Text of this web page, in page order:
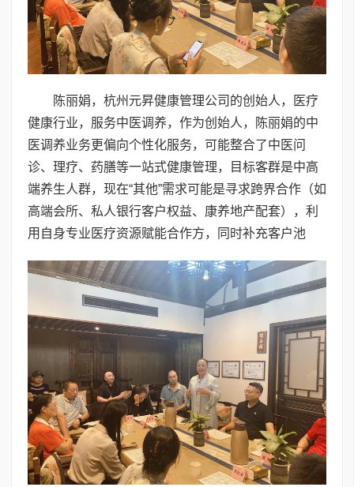
陈丽娟，杭州元昇健康管理公司的创始人，医疗
健康行业，服务中医调养，作为创始人，陈丽娟的中
医调养业务更偏向个性化服务，可能整合了中医问
诊、理疗、药膳等一站式健康管理，目标客群是中高
端养生人群，现在“其他”需求可能是寻求跨界合作（如
高端会所、私人银行客户权益、康养地产配套），利
用自身专业医疗资源赋能合作方，同时补充客户池